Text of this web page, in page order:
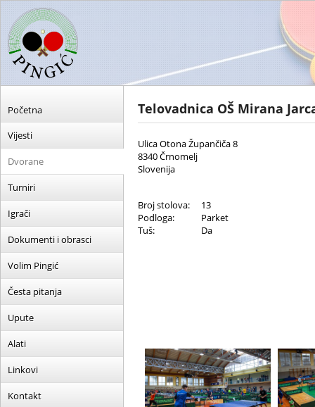
Početna
Vijesti
Dvorane
Turniri
Igrači
Dokumenti i obrasci
Volim Pingić
Česta pitanja
Upute
Alati
Linkovi
Kontakt
Telovadnica OŠ Mirana
Ulica Otona Župančiča 8
8340 Črnomelj
Slovenija
Broj stolova:
13
Podloga:
Parket
Tuš:
Da